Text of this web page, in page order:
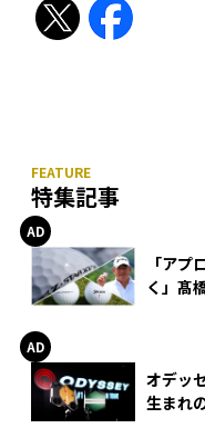
特集記事
「ア
く」髙
オデッ
生まれ